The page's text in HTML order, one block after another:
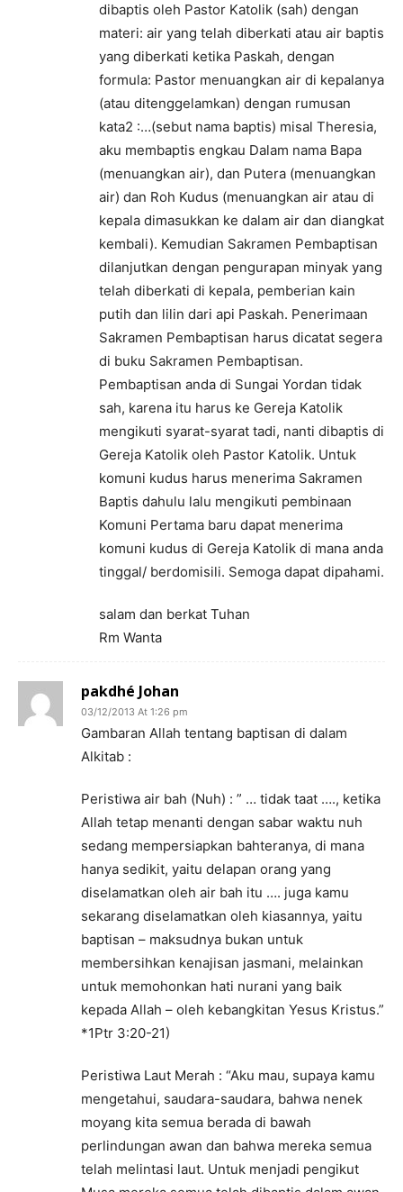
dibaptis oleh Pastor Katolik (sah) dengan
materi: air yang telah diberkati atau air baptis
yang diberkati ketika Paskah, dengan
formula: Pastor menuangkan air di kepalanya
(atau ditenggelamkan) dengan rumusan
kata2 :…(sebut nama baptis) misal Theresia,
aku membaptis engkau Dalam nama Bapa
(menuangkan air), dan Putera (menuangkan
air) dan Roh Kudus (menuangkan air atau di
kepala dimasukkan ke dalam air dan diangkat
kembali). Kemudian Sakramen Pembaptisan
dilanjutkan dengan pengurapan minyak yang
telah diberkati di kepala, pemberian kain
putih dan lilin dari api Paskah. Penerimaan
Sakramen Pembaptisan harus dicatat segera
di buku Sakramen Pembaptisan.
Pembaptisan anda di Sungai Yordan tidak
sah, karena itu harus ke Gereja Katolik
mengikuti syarat-syarat tadi, nanti dibaptis di
Gereja Katolik oleh Pastor Katolik. Untuk
komuni kudus harus menerima Sakramen
Baptis dahulu lalu mengikuti pembinaan
Komuni Pertama baru dapat menerima
komuni kudus di Gereja Katolik di mana anda
tinggal/ berdomisili. Semoga dapat dipahami.
salam dan berkat Tuhan
Rm Wanta
pakdhé Johan
03/12/2013 At 1:26 pm
Gambaran Allah tentang baptisan di dalam
Alkitab :
Peristiwa air bah (Nuh) : ” … tidak taat …., ketika
Allah tetap menanti dengan sabar waktu nuh
sedang mempersiapkan bahteranya, di mana
hanya sedikit, yaitu delapan orang yang
diselamatkan oleh air bah itu …. juga kamu
sekarang diselamatkan oleh kiasannya, yaitu
baptisan – maksudnya bukan untuk
membersihkan kenajisan jasmani, melainkan
untuk memohonkan hati nurani yang baik
kepada Allah – oleh kebangkitan Yesus Kristus.”
*1Ptr 3:20-21)
Peristiwa Laut Merah : “Aku mau, supaya kamu
mengetahui, saudara-saudara, bahwa nenek
moyang kita semua berada di bawah
perlindungan awan dan bahwa mereka semua
telah melintasi laut. Untuk menjadi pengikut